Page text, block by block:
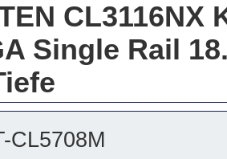
CL3116NX
Single Rail
CL5708M